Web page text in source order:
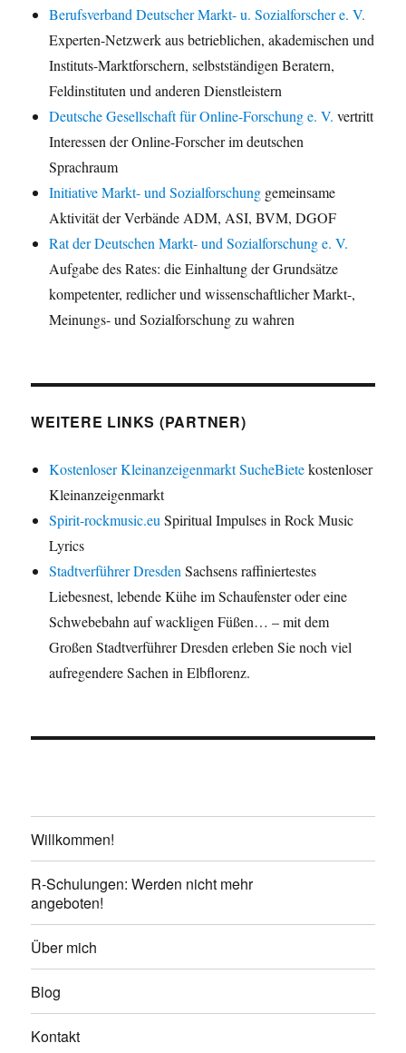
Berufsverband Deutscher Markt- u. Sozialforscher e. V.
Experten-Netzwerk aus betrieblichen, akademischen und
Instituts-Marktforschern, selbstständigen Beratern,
Feldinstituten und anderen Dienstleistern
Deutsche Gesellschaft für Online-Forschung e. V. vertritt
Interessen der Online-Forscher im deutschen
Sprachraum
Initiative Markt- und Sozialforschung gemeinsame
Aktivität der Verbände ADM, ASI, BVM, DGOF
Rat der Deutschen Markt- und Sozialforschung e. V.
Aufgabe des Rates: die Einhaltung der Grundsätze
kompetenter, redlicher und wissenschaftlicher Markt-,
Meinungs- und Sozialforschung zu wahren
WEITERE LINKS (PARTNER)
Kostenloser Kleinanzeigenmarkt SucheBietekostenloser
Kleinanzeigenmarkt
Spirit-rockmusic.euSpiritual Impulses in Rock Music
Lyrics
Stadtverführer DresdenSachsens raffiniertestes
Liebesnest, lebende Kühe im Schaufenster oder eine
Schwebebahn auf wackligen Füßen… – mit dem
Großen Stadtverführer Dresden erleben Sie noch viel
aufregendere Sachen in Elbflorenz.
Willkommen!
R-Schulungen: Werden nicht mehr
angeboten!
Über mich
Blog
Kontakt